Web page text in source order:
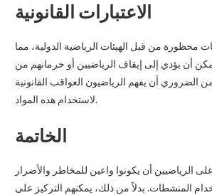
الاعتبارات القانونية
محظورة من قبل الهيئات الرياضية الدولية، مما
أن يؤدي إلى إيقاف الرياضيين أو حرمانهم من
الضروري أن يفهم الرياضيون العواقب القانونية
لاستخدام هذه المواد.
الخاتمة
الرياضيين أن يكونوا واعين للمخاطر والأضرار
المنشطات. بدلاً من ذلك، يمكنهم التركيز على